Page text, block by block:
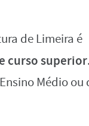
de Limeira é
curso superior.
Médio ou